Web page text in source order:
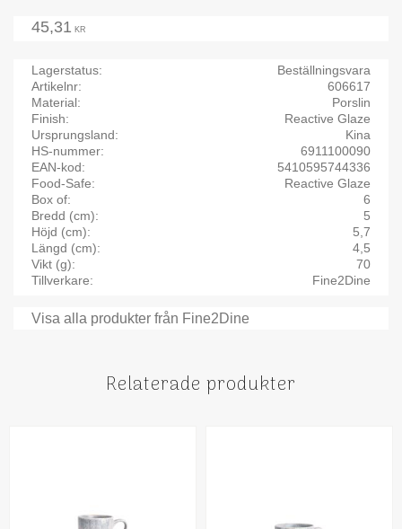
45,31 KR
Lagerstatus
Beställningsvara
Artikelnr
606617
Material
Porslin
Finish
Reactive Glaze
Ursprungsland
Kina
HS-nummer
6911100090
EAN-kod
5410595744336
Food-Safe
Reactive Glaze
Box of
6
Bredd (cm)
5
Höjd (cm)
5,7
Längd (cm)
4,5
Vikt (g)
70
Tillverkare
Fine2Dine
Visa alla produkter från Fine2Dine
Relaterade produkter